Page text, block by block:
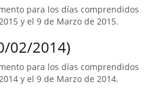
para los días comprendidos
y el 9 de Marzo de 2015.
02/2014)
para los días comprendidos
y el 9 de Marzo de 2014.